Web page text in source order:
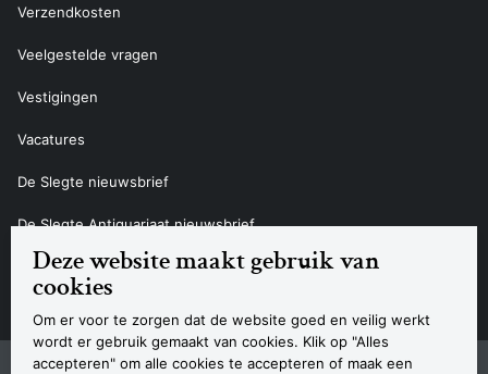
Deze website maakt gebruik van
cookies
Om er voor te zorgen dat de website goed en veilig werkt
wordt er gebruik gemaakt van cookies. Klik op "Alles
accepteren" om alle cookies te accepteren of maak een
Verzendkosten
Veelgestelde vragen
Vestigingen
Vacatures
De Slegte nieuwsbrief
De Slegte Antiquariaat nieuwsbrief
Contact
SitemapPrivacyverklaring CookieverklaringAlgemene voorwaardenDisclaimer